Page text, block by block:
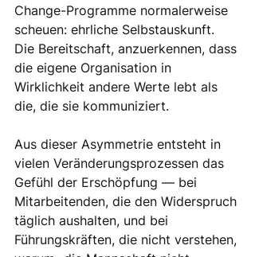
Change-Programme normalerweise
scheuen: ehrliche Selbstauskunft.
Die Bereitschaft, anzuerkennen, dass
die eigene Organisation in
Wirklichkeit andere Werte lebt als
die, die sie kommuniziert.
Aus dieser Asymmetrie entsteht in
vielen Veränderungsprozessen das
Gefühl der Erschöpfung — bei
Mitarbeitenden, die den Widerspruch
täglich aushalten, und bei
Führungskräften, die nicht verstehen,